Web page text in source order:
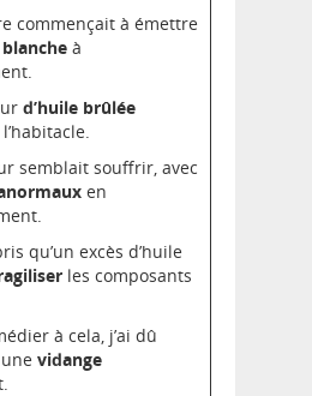
commençait à émettre
à
d’huile brûlée
semblait souffrir, avec
en
qu’un excès d’huile
les composants
à cela, j’ai dû
vidange